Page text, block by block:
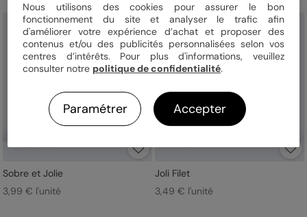
Sobre et Jolie
3,99 € l'unité
Joli Filet
3,49 € l'unité
Nous utilisons des cookies pour assurer le bon
fonctionnement du site et analyser le trafic afin
d'améliorer votre expérience d’achat et proposer des
contenus et/ou des publicités personnalisées selon vos
centres d’intérêts. Pour plus d'informations, veuillez
consulter notre politique de confidentialité.
Paramétrer Accepter